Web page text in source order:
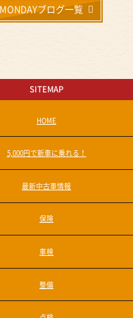
MONDAYブログ一覧
SITEMAP
HOME
5,000円で新車に乗れる！
最新中古車情報
保険
車検
整備